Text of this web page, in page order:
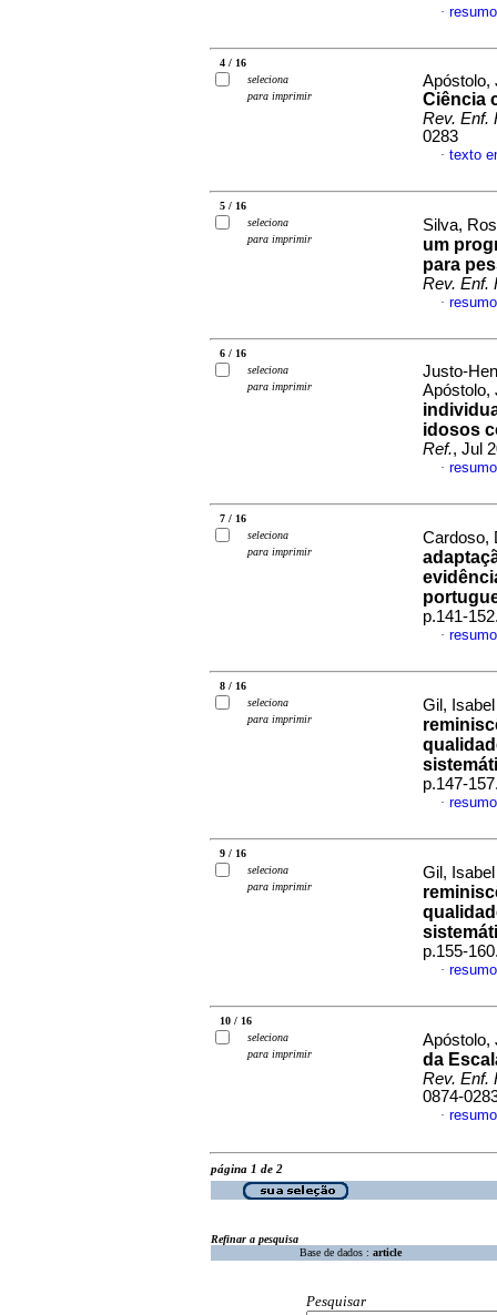
·
4 / 16
seleciona
para imprimir
Apóstolo,
Ciência
Rev. Enf.
0283
· texto
5 / 16
seleciona
para imprimir
Silva,
um
para
Rev. Enf.
·
6 / 16
seleciona
para imprimir
Justo-
Apóstolo,
idosos
Ref., Jul
·
7 / 16
seleciona
para imprimir
Cardoso,
p.141-
·
8 / 16
seleciona
para imprimir
Gil,
p.147-
·
9 / 16
seleciona
para imprimir
Gil,
p.155-
·
10 / 16
seleciona
para imprimir
Apóstolo,
da
Rev. Enf.
0874-
·
página 1 de 2
Refinar a pesquisa
Base de dados : article
Pesquisar